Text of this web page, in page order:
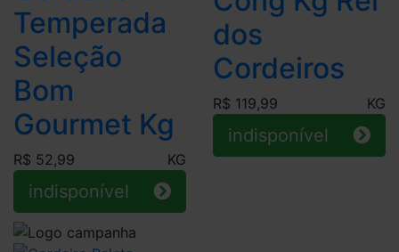
Temperada
Seleção
Bom
Gourmet Kg
R$ 52,99 KG
indisponível
dos
Cordeiros
R$ 119,99 KG
indisponível